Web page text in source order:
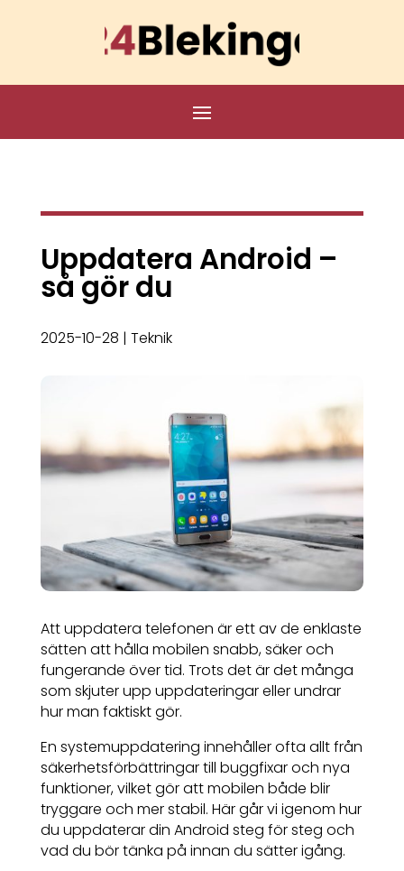
Uppdatera Android –
så gör du
2025-10-28 | Teknik
Att uppdatera telefonen är ett av de enklaste
sätten att hålla mobilen snabb, säker och
fungerande över tid. Trots det är det många
som skjuter upp uppdateringar eller undrar
hur man faktiskt gör.
En systemuppdatering innehåller ofta allt från
säkerhetsförbättringar till buggfixar och nya
funktioner, vilket gör att mobilen både blir
tryggare och mer stabil. Här går vi igenom hur
du uppdaterar din Android steg för steg och
vad du bör tänka på innan du sätter igång.